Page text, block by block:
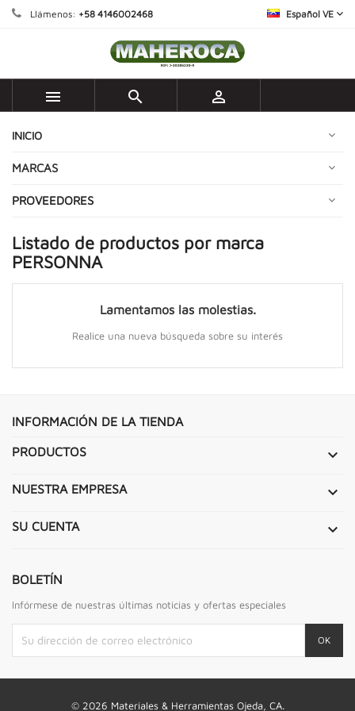
Llámenos: +58 4146002468 Español VE
  
INICIO
MARCAS
PROVEEDORES
Listado de productos por marca
PERSONNA
Lamentamos las molestias.
Realice una nueva búsqueda sobre su interés
INFORMACIÓN DE LA TIENDA
PRODUCTOS 
NUESTRA EMPRESA 
SU CUENTA 
BOLETÍN
Infórmese de nuestras últimas noticias y ofertas especiales
© 2026 Materiales & Herramientas Ojeda, CA.